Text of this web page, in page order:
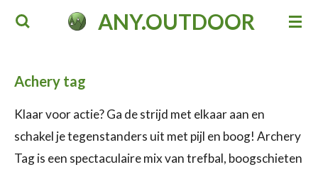
Ga
de
ANY.OUTDOOR
Achery tag
Klaar voor actie? Ga de strijd met elkaar aan en
schakel je tegenstanders uit met pijl en boog! Archery
Tag is een spectaculaire mix van trefbal, boogschieten